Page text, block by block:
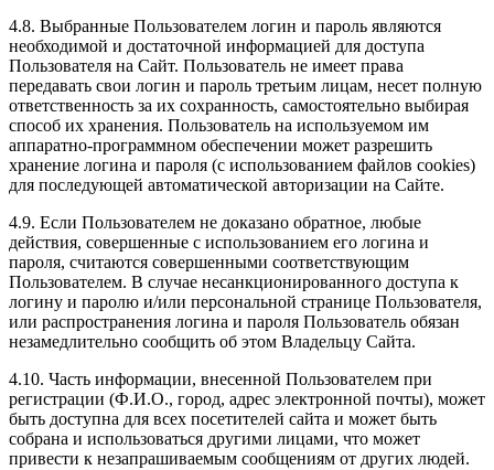
4.8. Выбранные Пользователем логин и пароль являются
необходимой и достаточной информацией для доступа
Пользователя на Сайт. Пользователь не имеет права
передавать свои логин и пароль третьим лицам, несет полную
ответственность за их сохранность, самостоятельно выбирая
способ их хранения. Пользователь на используемом им
аппаратно-программном обеспечении может разрешить
хранение логина и пароля (с использованием файлов cookies)
для последующей автоматической авторизации на Сайте.
4.9. Если Пользователем не доказано обратное, любые
действия, совершенные с использованием его логина и
пароля, считаются совершенными соответствующим
Пользователем. В случае несанкционированного доступа к
логину и паролю и/или персональной странице Пользователя,
или распространения логина и пароля Пользователь обязан
незамедлительно сообщить об этом Владельцу Сайта.
4.10. Часть информации, внесенной Пользователем при
регистрации (Ф.И.О., город, адрес электронной почты), может
быть доступна для всех посетителей сайта и может быть
собрана и использоваться другими лицами, что может
привести к незапрашиваемым сообщениям от других людей.